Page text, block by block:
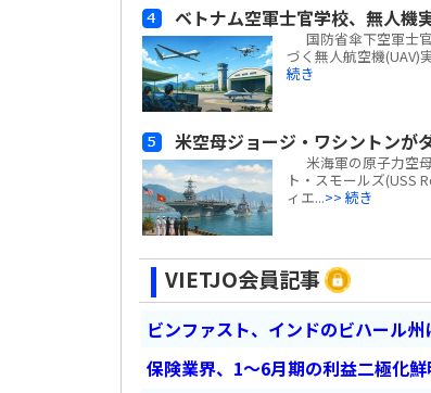
ベトナム空軍士官学校、無人機
国防省傘下空軍士
づく無人航空機
続き
米空母ジョージ・ワシントンが
米海軍の原子力空
ト・スモールズ(USS
ィエ...>> 続き
VIETJO会員記事
ビンファスト、インドのビハール
保険業界、1～6月期の利益二極化